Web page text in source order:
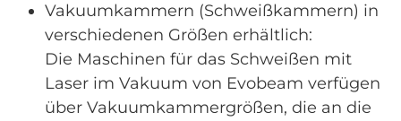
Vakuumkammern (Schweißkammern) in
verschiedenen Größen erhältlich:
Die Maschinen für das Schweißen mit
Laser im Vakuum von Evobeam verfügen
über Vakuumkammergrößen, die an die